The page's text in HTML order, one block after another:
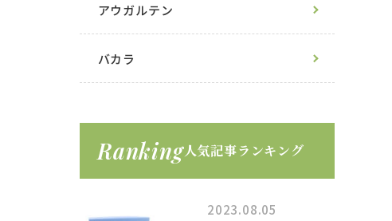
アウガルテン
バカラ
Ranking人気記事ランキング
2023.08.05